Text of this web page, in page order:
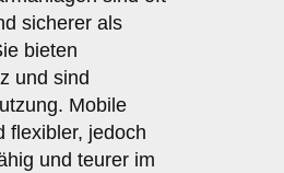
sicherer als
bieten
und sind
Mobile
flexibler, jedoch
und teurer im